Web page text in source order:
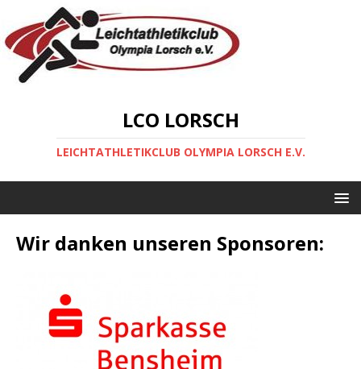
LCO LORSCH
LEICHTATHLETIKCLUB OLYMPIA LORSCH E.V.
Wir danken unseren Sponsoren: